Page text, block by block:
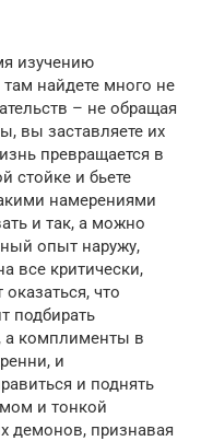
изучению
найдете много не
– не обращая
вы заставляете их
превращается в
стойке и бьете
намерениями
и так, а можно
опыт наружу,
все критически,
что
подбирать
а комплименты в
и
и поднять
и тонкой
демонов, признавая